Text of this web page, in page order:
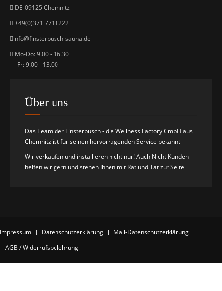
DE-09125 Chemnitz
+49(0)371 7711222
info@finsterbusch-sauna.de
Mo-Do: 9.00 - 16.30
Fr: 9.00 - 13.00
Über uns
Das Team der Finsterbusch - die Wellness Factory GmbH aus
Chemnitz ist für seinen hervorragenden Service bekannt
Wir verkaufen und installieren nicht nur! Auch Nicht-Kunden
helfen wir gern und stehen Ihnen mit Rat und Tat zur Seite
Impressum Datenschutzerklärung
Mail-Datenschutzerklärung
AGB / Widerrufsbelehrung